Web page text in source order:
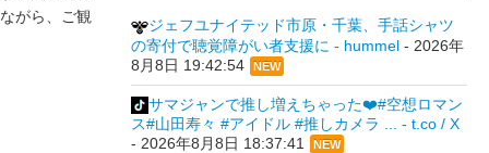
がら、ご観
ジェフユナイテッド市原・千葉、手話シャツ
の寄付で聴覚障がい者支援に - hummel- 2026年
8月8日 19:42:54
NEW
サマジャンで推し増えちゃった❤️#空想ロマン
ス#山田寿々 #アイドル #推しカメラ ... - t.co / X
- 2026年8月8日 18:37:41 NEW